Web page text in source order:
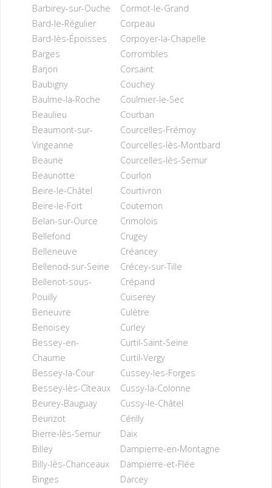
Barbirey-sur-Ouche
Bard-le-Régulier
Bard-lès-Époisses
Barges
Barjon
Baubigny
Baulme-la-Roche
Beaulieu
Beaumont-sur-
Vingeanne
Beaune
Beaunotte
Beire-le-Châtel
Beire-le-Fort
Belan-sur-Ource
Bellefond
Belleneuve
Bellenod-sur-Seine
Bellenot-sous-
Pouilly
Beneuvre
Benoisey
Bessey-en-
Chaume
Bessey-la-Cour
Bessey-lès-Cîteaux
Beurey-Bauguay
Beurizot
Bierre-lès-Semur
Billey
Billy-lès-Chanceaux
Binges
Cormot-le-Grand
Corpeau
Corpoyer-la-Chapelle
Corrombles
Corsaint
Couchey
Coulmier-le-Sec
Courban
Courcelles-Frémoy
Courcelles-lès-Montbard
Courcelles-lès-Semur
Courlon
Courtivron
Couternon
Crimolois
Crugey
Créancey
Crécey-sur-Tille
Crépand
Cuiserey
Culètre
Curley
Curtil-Saint-Seine
Curtil-Vergy
Cussey-les-Forges
Cussy-la-Colonne
Cussy-le-Châtel
Cérilly
Daix
Dampierre-en-Montagne
Dampierre-et-Flée
Darcey